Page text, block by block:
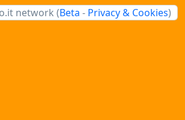
network (Beta - Privacy & Cookies)